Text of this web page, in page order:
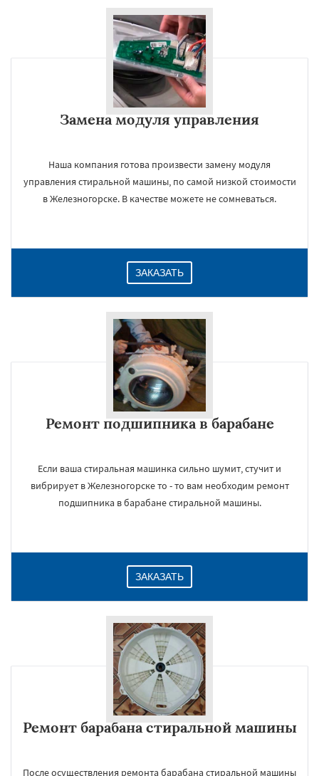
Замена модуля управления
Наша компания готова произвести замену модуля
управления стиральной машины, по самой низкой стоимости
в Железногорске. В качестве можете не сомневаться.
ЗАКАЗАТЬ
Ремонт подшипника в барабане
Если ваша стиральная машинка сильно шумит, стучит и
вибрирует в Железногорске то - то вам необходим ремонт
подшипника в барабане стиральной машины.
ЗАКАЗАТЬ
Ремонт барабана стиральной машины
После осуществления ремонта барабана стиральной машины